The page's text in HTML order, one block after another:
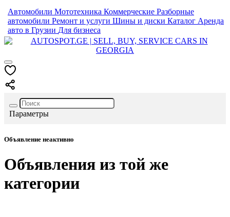
Автомобили Мототехника Коммерческие Разборные
автомобили Ремонт и услуги Шины и диски Каталог Аренда
авто в Грузии Для бизнеса
Параметры
Объявление неактивно
Объявления из той же
категории